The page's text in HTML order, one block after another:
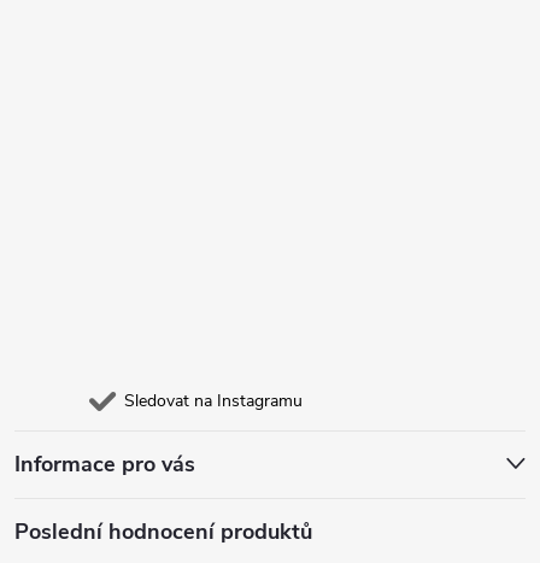
Sledovat na Instagramu
Informace pro vás
Poslední hodnocení produktů